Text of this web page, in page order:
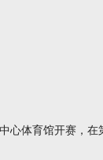
体育馆开赛，